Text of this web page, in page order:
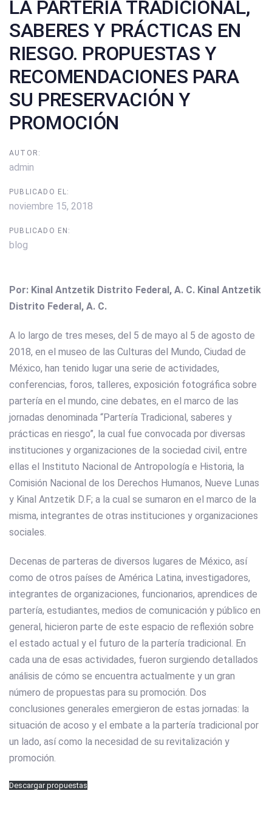
LA PARTERÍA TRADICIONAL,
SABERES Y PRÁCTICAS EN
RIESGO. PROPUESTAS Y
RECOMENDACIONES PARA
SU PRESERVACIÓN Y
PROMOCIÓN
AUTOR:
admin
PUBLICADO EL:
noviembre 15, 2018
PUBLICADO EN:
blog
Por: Kinal Antzetik Distrito Federal, A. C. Kinal Antzetik
Distrito Federal, A. C.
A lo largo de tres meses, del 5 de mayo al 5 de agosto de
2018, en el museo de las Culturas del Mundo, Ciudad de
México, han tenido lugar una serie de actividades,
conferencias, foros, talleres, exposición fotográfica sobre
partería en el mundo, cine debates, en el marco de las
jornadas denominada “Partería Tradicional, saberes y
prácticas en riesgo”, la cual fue convocada por diversas
instituciones y organizaciones de la sociedad civil, entre
ellas el Instituto Nacional de Antropología e Historia, la
Comisión Nacional de los Derechos Humanos, Nueve Lunas
y Kinal Antzetik D.F; a la cual se sumaron en el marco de la
misma, integrantes de otras instituciones y organizaciones
sociales.
Decenas de parteras de diversos lugares de México, así
como de otros países de América Latina, investigadores,
integrantes de organizaciones, funcionarios, aprendices de
partería, estudiantes, medios de comunicación y público en
general, hicieron parte de este espacio de reflexión sobre
el estado actual y el futuro de la partería tradicional. En
cada una de esas actividades, fueron surgiendo detallados
análisis de cómo se encuentra actualmente y un gran
número de propuestas para su promoción. Dos
conclusiones generales emergieron de estas jornadas: la
situación de acoso y el embate a la partería tradicional por
un lado, así como la necesidad de su revitalización y
promoción.
Descargar propuestas